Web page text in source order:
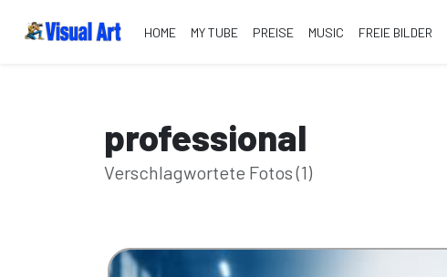
HOME MY TUBE PREISE MUSIC FREIE BILDER
professional
Verschlagwortete Fotos (1)